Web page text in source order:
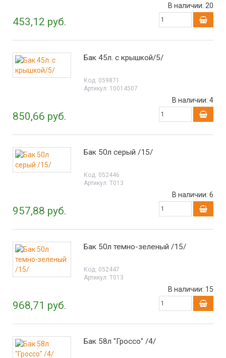
453,12 руб.
В наличии: 20
Бак 45л. с крышкой/5/
Код: 059871
Артикул: 10014507
850,66 руб.
В наличии: 4
Бак 50л серый /15/
Код: 052446
Артикул: Т013
957,88 руб.
В наличии: 6
Бак 50л темно-зеленый /15/
Код: 052447
Артикул: Т013
968,71 руб.
В наличии: 15
Бак 58л "Гроссо" /4/